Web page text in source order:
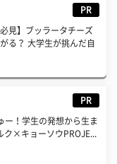
PR
必見】ブッラータチーズ
る？ 大学生が挑んだ自
PR
ー！学生の発想から生ま
×キョーソウPROJE...